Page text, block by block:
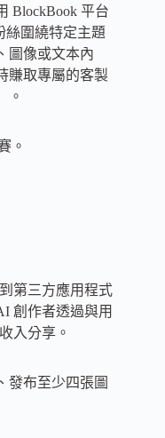
BlockBook 平台
絲圍繞特定主題
圖像或文本內
賺取專屬的客製
。
。
第三方應用程式
創作者透過與用
入分享。
發布至少四張圖